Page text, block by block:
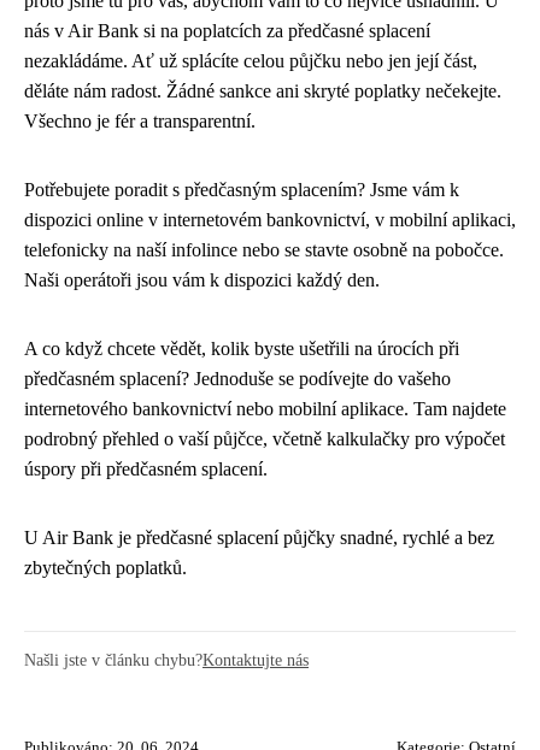
nás v Air Bank si na poplatcích za předčasné splacení
nezakládáme. Ať už splácíte celou půjčku nebo jen její část,
děláte nám radost. Žádné sankce ani skryté poplatky nečekejte.
Všechno je fér a transparentní.
Potřebujete poradit s předčasným splacením? Jsme vám k
dispozici online v internetovém bankovnictví, v mobilní aplikaci,
telefonicky na naší infolince nebo se stavte osobně na pobočce.
Naši operátoři jsou vám k dispozici každý den.
A co když chcete vědět, kolik byste ušetřili na úrocích při
předčasném splacení? Jednoduše se podívejte do vašeho
internetového bankovnictví nebo mobilní aplikace. Tam najdete
podrobný přehled o vaší půjčce, včetně kalkulačky pro výpočet
úspory při předčasném splacení.
U Air Bank je předčasné splacení půjčky snadné, rychlé a bez
zbytečných poplatků.
Našli jste v článku chybu?Kontaktujte nás